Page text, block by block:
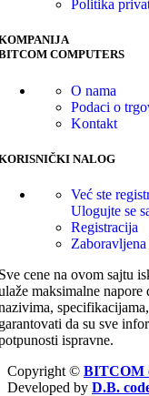
Politika
COMPUTERS
O nama
Podaci o
Kontakt
NALOG
Već ste
Ulogujte se
Registracija
cene na ovom sajtu
maksimalne
da su sve
ispravne.
Copyright © BITCOM
Developed by D.B.